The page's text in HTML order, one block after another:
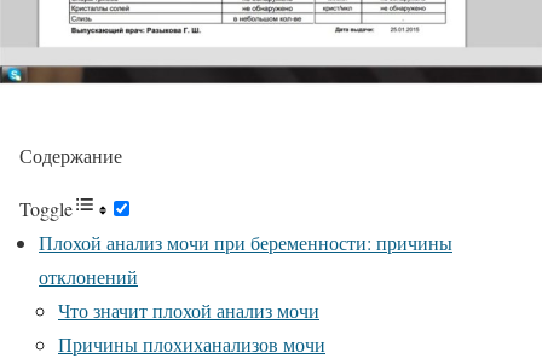
Содержание
Toggle
Плохой анализ мочи при беременности: причины
отклонений
Что значит плохой анализ мочи
Причины плохиханализов мочи